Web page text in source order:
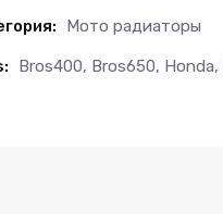
Мото радиаторы
Bros400, Bros650, Honda,